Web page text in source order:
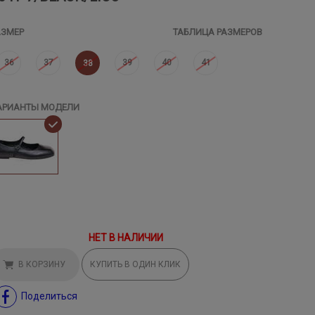
ТАБЛИЦА РАЗМЕРОВ
36 37 38 39 40 41
МОДЕЛИ
НЕТ В НАЛИЧИИ
В КОРЗИНУ КУПИТЬ В ОДИН КЛИК
Поделиться